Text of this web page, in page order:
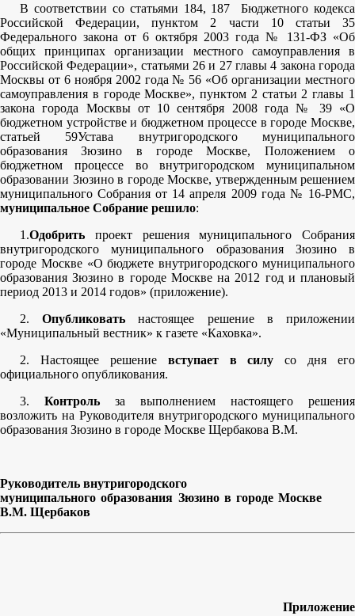
В соответствии со статьями 184, 187 Бюджетного кодекса
Российской Федерации, пунктом 2 части 10 статьи 35
Федерального закона от 6 октября 2003 года № 131-ФЗ «Об
общих принципах организации местного самоуправления в
Российской Федерации», статьями 26 и 27 главы 4 закона города
Москвы от 6 ноября 2002 года № 56 «Об организации местного
самоуправления в городе Москве», пунктом 2 статьи 2 главы 1
закона города Москвы от 10 сентября 2008 года № 39 «О
бюджетном устройстве и бюджетном процессе в городе Москве,
статьей 59Устава внутригородского муниципального
образования Зюзино в городе Москве, Положением о
бюджетном процессе во внутригородском муниципальном
образовании Зюзино в городе Москве, утвержденным решением
муниципального Собрания от 14 апреля 2009 года № 16-РМС,
муниципальное Собрание решило:
1.Одобрить проект решения муниципального Собрания
внутригородского муниципального образования Зюзино в
городе Москве «О бюджете внутригородского муниципального
образования Зюзино в городе Москве на 2012 год и плановый
период 2013 и 2014 годов» (приложение).
2.Опубликовать настоящее решение в приложении
«Муниципальный вестник» к газете «Каховка».
2. Настоящее решение вступает в силу со дня его
официального опубликования.
3. Контроль за выполнением настоящего решения
возложить на Руководителя внутригородского муниципального
образования Зюзино в городе Москве Щербакова В.М.
Руководитель внутригородского
муниципального образования Зюзино в городе Москве
В.М. Щербаков
Приложение